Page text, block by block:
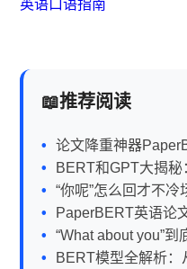
英语口语指南
推荐阅读
论文降重神器
指南BERT和GPT大揭
输出“你呢”怎么回才不
PaperBERT英语论
避坑指南
“What about you”
析+实用英语表达指南
BERT模型全解析：